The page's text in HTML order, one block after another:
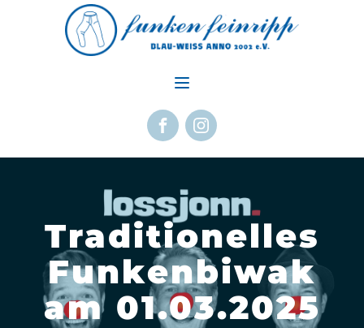
Traditionelles
Funkenbiwak
am 01.03.2025